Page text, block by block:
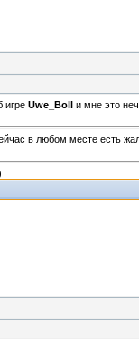
игре Uwe_Boll и мне это
в любом месте есть